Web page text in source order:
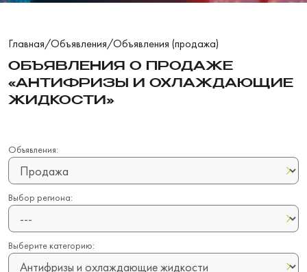
Главная/Объявления/Объявления (продажа)
ОБЪЯВЛЕНИЯ О ПРОДАЖЕ
«АНТИФРИЗЫ И ОХЛАЖДАЮЩИЕ
ЖИДКОСТИ»
Объявления:
Выбор региона:
Выберите категорию: